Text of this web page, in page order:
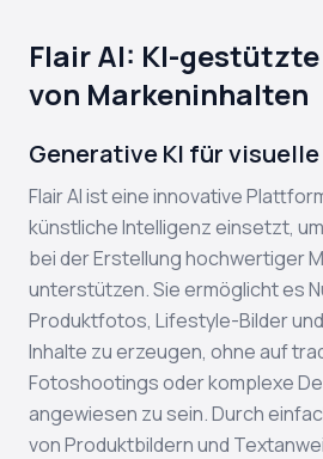
Flair AI: KI-
von Markeninhalten
Generative KI für
Flair AI ist eine innovative
künstliche Intelligenz einsetzt,
bei der Erstellung hochwertiger
unterstützen. Sie ermöglicht es
Produktfotos, Lifestyle-Bilder
Inhalte zu erzeugen, ohne auf
Fotoshootings oder komplexe
angewiesen zu sein. Durch
von Produktbildern und